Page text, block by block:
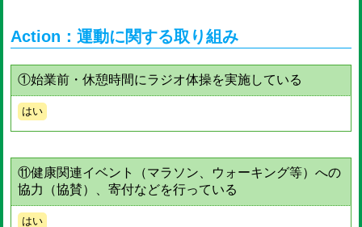
Action：運動に関する取り組み
①始業前・休憩時間にラジオ体操を実施している
はい
⑪健康関連イベント（マラソン、ウォーキング等）への
協力（協賛）、寄付などを行っている
はい